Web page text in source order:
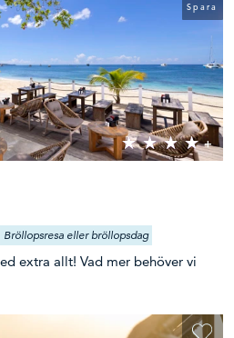
Spara
Bröllopsresa eller bröllopsdag
extra allt! Vad mer behöver vi